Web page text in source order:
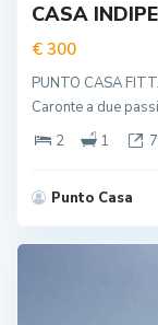
CASA
€ 300
PUNTO CASA
Caronte a due
2
1
Punto Casa